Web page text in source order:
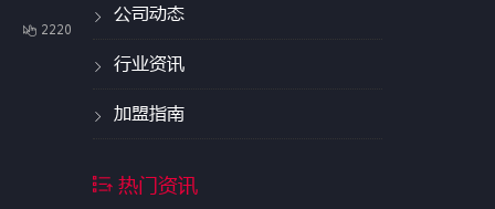
2220
公司动态
行业资讯
加盟指南
热门资讯